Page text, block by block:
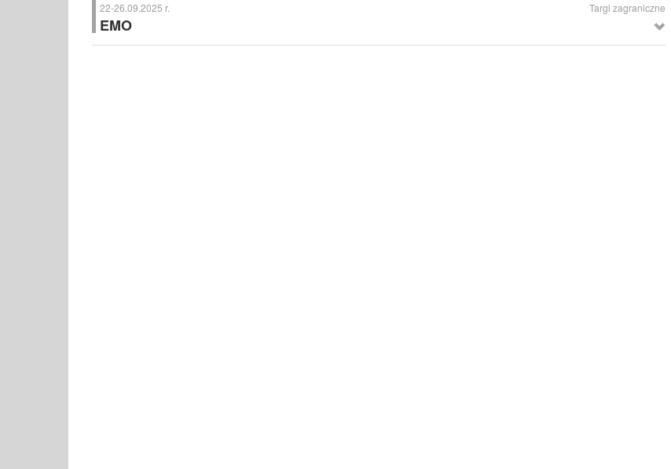
22-26.09.2025 r. Targi zagraniczne
EMO
EMO– Międzynarodowe Targi Obróbki Metali, Hanower (Niemcy)